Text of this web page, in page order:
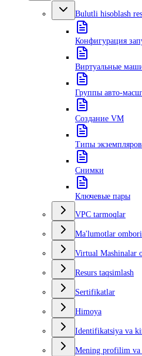
Bulutli hisoblash
Конфигурация
Виртуальные
Группы авто-
Создание VM
Типы
Снимки
Ключевые пары
VPC tarmoqlar
Ma'lumotlar ombori
Virtual Mashinalar
Resurs taqsimlash
Sertifikatlar
Himoya
Identifikatsiya va
Mening profilim